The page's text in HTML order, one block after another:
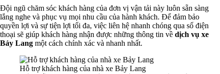
Đội ngũ chăm sóc khách hàng của đơn vị vận tải này luôn sẵn sàng
lắng nghe và phục vụ mọi nhu cầu của hành khách. Để đảm bảo
quyền lợi và sự tiện lợi tối đa, việc liên hệ nhanh chóng qua số điện
thoại sẽ giúp khách hàng nhận được những thông tin về dịch vụ xe
Bảy Lang một cách chính xác và nhanh nhất.
Hỗ trợ khách hàng của nhà xe Bảy Lang